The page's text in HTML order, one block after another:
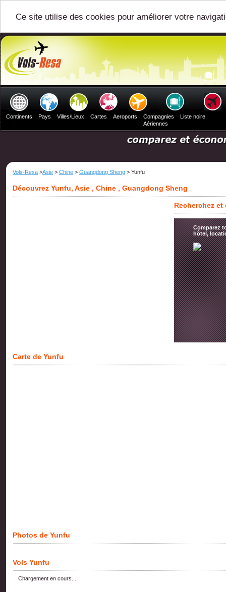
Ce site utilise des cookies pour améliorer votre
Continents Pays Villes/Lieux Cartes Aeroports
Compagnies
Aériennes
Liste noire
Vols-Resa >Asie > Chine > Guangdong Sheng > Yunfu
Découvrez Yunfu, Asie , Chine , Guangdong Sheng
Recherchez
Comparez
hôtel,
Carte de Yunfu
Photos de Yunfu
Vols Yunfu
Chargement en cours...